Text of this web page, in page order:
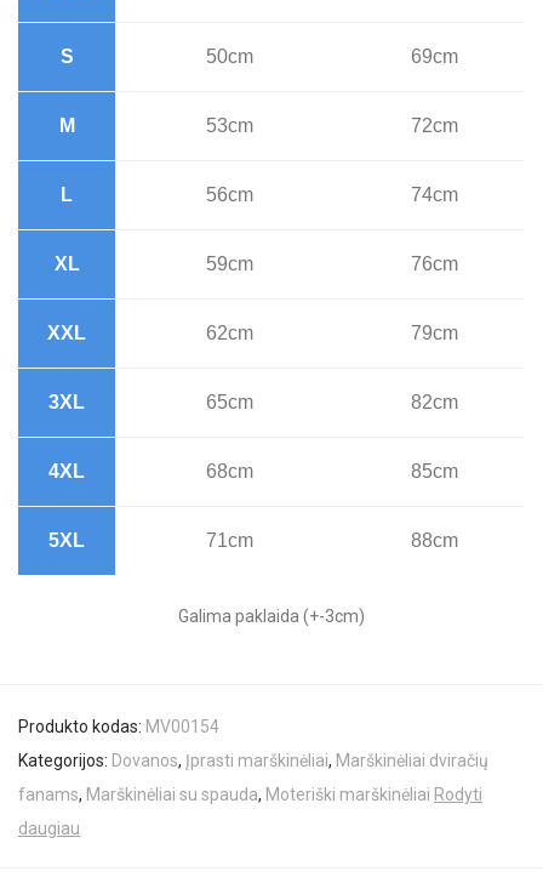
S 50cm 69cm
M 53cm 72cm
L 56cm 74cm
XL 59cm 76cm
XXL 62cm 79cm
3XL 65cm 82cm
4XL 68cm 85cm
5XL 71cm 88cm
Galima paklaida (+-3cm)
Produkto kodas: MV00154
Kategorijos: Dovanos, Įprasti marškinėliai, Marškinėliai dviračių
fanams, Marškinėliai su spauda, Moteriški marškinėliai Rodyti
daugiau